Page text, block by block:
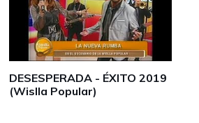
DESESPERADA - ÉXITO 2019
(Wislla Popular)